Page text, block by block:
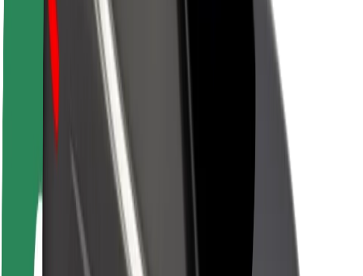
Sala de prensa
Directrices de la marca
Misión
Relación con inversores
Liderazgo
Fondo Urbano
Seguridad para usuarios